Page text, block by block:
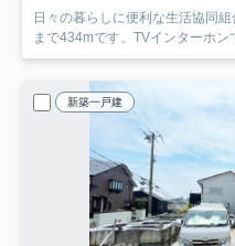
日々の暮らしに便利な生活協同
まで434mです。TVインターホン
新築一戸建